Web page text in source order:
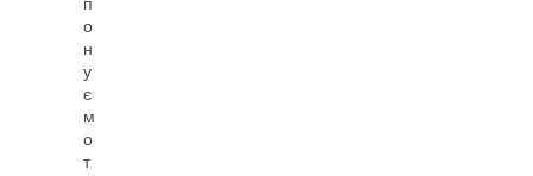
п
о
н
у
є
м
о
т